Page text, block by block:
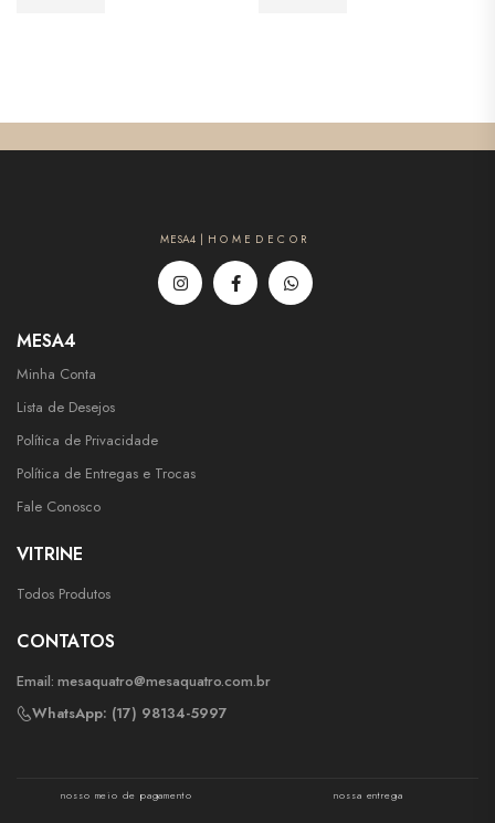
MESA4 | H O M E D E C O R
MESA4
Minha Conta
Lista de Desejos
Política de Privacidade
Política de Entregas e Trocas
Fale Conosco
VITRINE
Todos Produtos
CONTATOS
Email: mesaquatro@mesaquatro.com.br
WhatsApp: (17) 98134-5997
nosso meio de pagamento nossa entrega